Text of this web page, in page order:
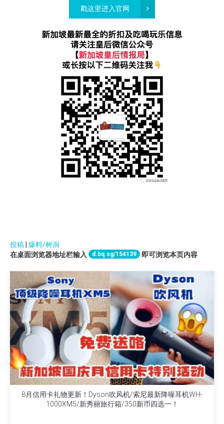
戳这里进入官网
投稿 爆料/树洞
在桌面浏览器地址栏输入
d.bq.sg/154139 即可浏览本页内容
8月信用卡礼物更新！Dyson吹风机/索尼最新降噪耳机WH-
1000XM5/新秀丽旅行箱/350新币四选一！